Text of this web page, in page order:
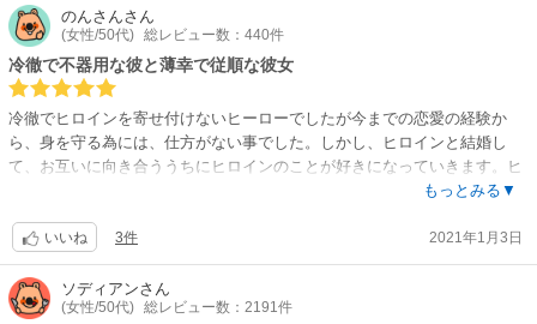
のんさんさん
(女性/50代) 総レビュー数：440件
冷徹で不器用な彼と薄幸で従順な彼女
冷徹でヒロインを寄せ付けないヒーローでしたが今までの恋愛の経験か
ら、身を守る為には、仕方がない事でした。しかし、ヒロインと結婚し
て、お互いに向き合ううちにヒロインのことが好きになっていきます。ヒ
ロインもヒーローと生活するうちにヒーローの優しい人柄に惹かれていき
ヒーローと出会って、幸せになっていきます。すれ違い、勘違いから、離
れてしまいますが、やはり、お互いのことが好きで離れられない人だと再
認識します。最後は、ハッピーエンド、溺愛です。二人が幸せになれて、
よかったです。そして、ヒロインの義父母、従兄弟にも制裁が下されま
もっとみる▼
いいね 3件 2021年1月3日
ソディアンさん
(女性/50代) 総レビュー数：2191件